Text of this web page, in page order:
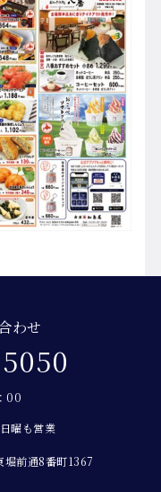
わせ
00
曜も営業
堀前通8番町1367